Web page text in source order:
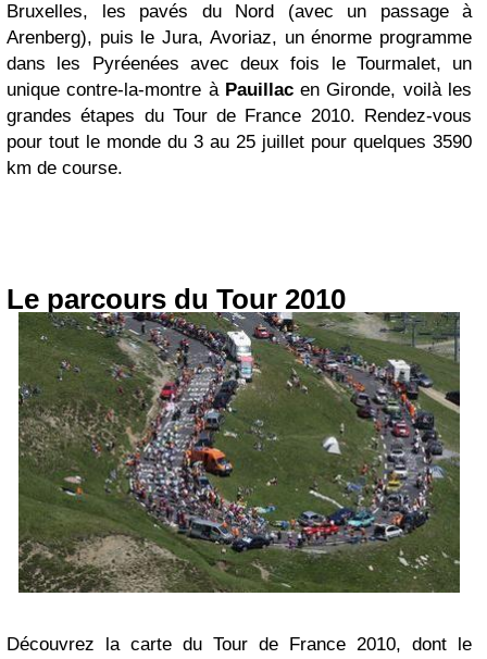
Bruxelles, les pavés du Nord (avec un passage à
Arenberg), puis le Jura, Avoriaz, un énorme programme
dans les Pyréenées avec deux fois le Tourmalet, un
unique contre-la-montre à Pauillacen Gironde, voilà les
grandes étapes du Tour de France 2010. Rendez-vous
pour tout le monde du 3 au 25 juillet pour quelques 3590
km de course.
Le parcours du Tour 2010
Découvrez la carte du Tour de France 2010, dont le